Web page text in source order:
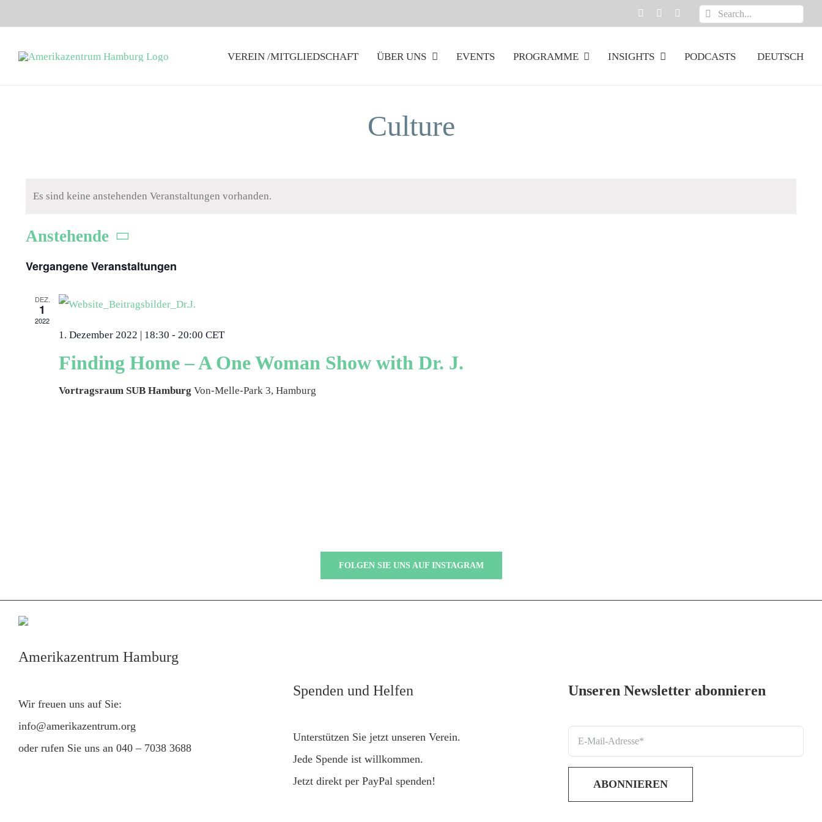
Inhalt
springen
Suche
VEREIN /MITGLIEDSCHAFT
ÜBER UNS EVENTS PROGRAMME INSIGHTS PODCASTS DEUTSCH
Culture
Es sind keine anstehenden Veranstaltungen vorhanden.
Anstehende
wählen.
Vergangene Veranstaltungen
DEZ.
1
2022
1. Dezember 2022 | 18:30 - 20:00 CET
Finding Home – A One Woman Show with Dr. J.
Vortragsraum SUB Hamburg Von-Melle-Park 3, Hamburg
FOLGEN SIE UNS AUF INSTAGRAM
Amerikazentrum Hamburg
Wir freuen uns auf Sie:
info@amerikazentrum.org
oder rufen Sie uns an 040 – 7038 3688
Spenden und Helfen
Unterstützen Sie jetzt unseren Verein.
Jede Spende ist willkommen.
Jetzt direkt per PayPal spenden!
Unseren Newsletter abonnieren